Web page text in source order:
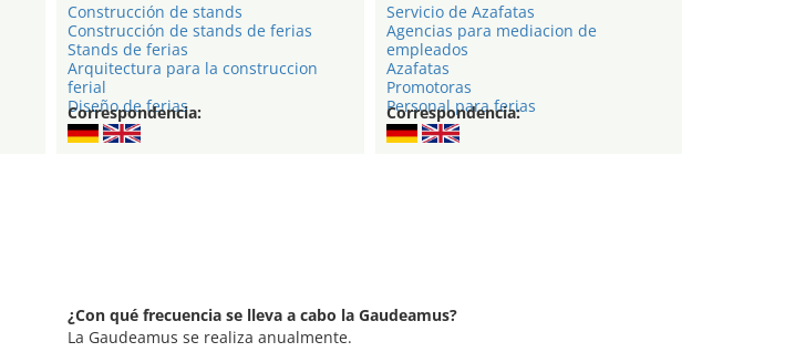
Construcción de stands
Construcción de stands de ferias
Stands de ferias
Arquitectura para la construccion
ferial
Diseño de ferias
Correspondencia:
Servicio de Azafatas
Agencias para mediacion de
empleados
Azafatas
Promotoras
Personal para ferias
Correspondencia:
¿Con qué frecuencia se lleva a cabo la Gaudeamus?
La Gaudeamus se realiza anualmente.